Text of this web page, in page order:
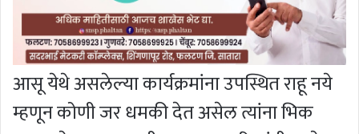
आसू येथे असलेल्या कार्यक्रमांना उपस्थित राहू नये
म्हणून कोणी जर धमकी देत असेल त्यांना भिक